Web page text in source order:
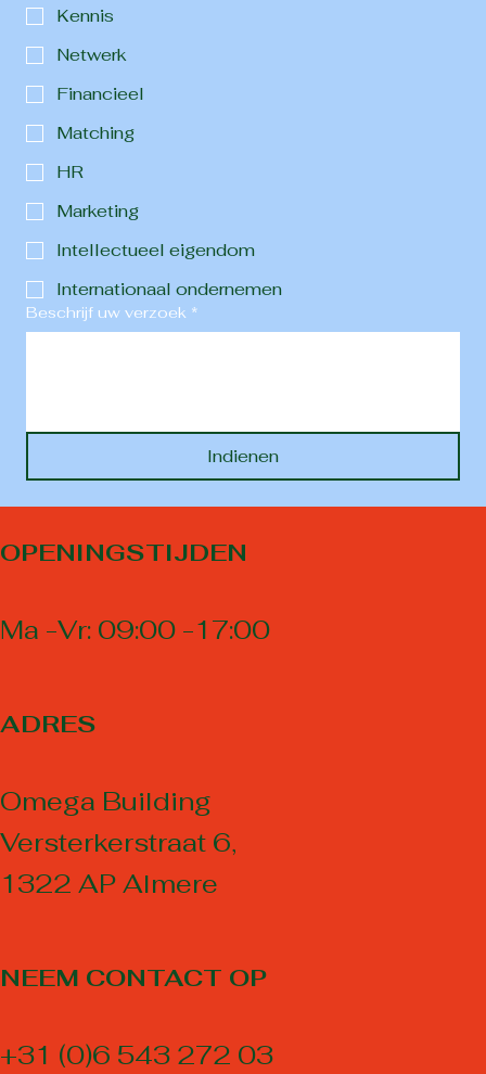
Kennis
Netwerk
Financieel
Matching
HR
Marketing
Intellectueel eigendom
Internationaal ondernemen
Beschrijf uw verzoek *
Indienen
OPENINGSTIJDEN
Ma -Vr: 09:00 -17:00
ADRES
Omega Building
Versterkerstraat 6,
1322 AP Almere
NEEM CONTACT OP
+31 (0)6 543 272 03